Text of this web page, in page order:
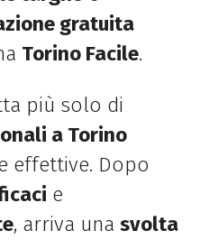
gratuita
Torino Facile.
più solo di
a Torino
effettive. Dopo
e
, arriva una svolta